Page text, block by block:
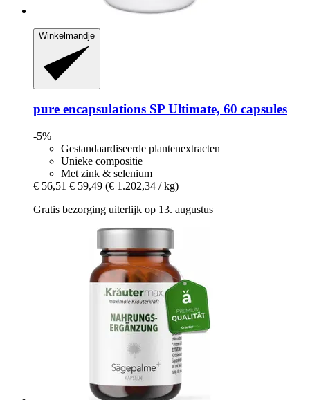
Winkelmandje
pure encapsulations SP Ultimate, 60 capsules
-5%
Gestandaardiseerde plantenextracten
Unieke compositie
Met zink & selenium
€ 56,51 € 59,49 (€ 1.202,34 / kg)
Gratis bezorging uiterlijk op 13. augustus